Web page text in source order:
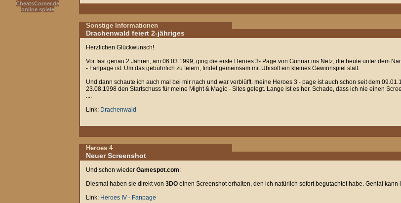
CheatsCorner.de
online spiele
Sonstige Informationen
Drachenwald feiert 2-jähriges
Herzlichen Glückwunsch!
Vor fast genau 2 Jahren, am 06.03.1999, ging die erste Heroes 3- Page von Gunnar ins Netz, die heute unter dem
- Fanpage ist. Um das gebührlich zu feiern, findet gemeinsam mit Ubisoft ein kleines Gewinnspiel statt.
Und dann schaute ich auch mal bei mir nach und war verblüfft. meine Heroes 3 - page ist auch schon seit dem
23.08.1998 den Startschuss für meine Might & Magic - Sites gelegt. Lange ist es her. Schade, dass ich nie einen
....
Link: Drachenwald
Heroes 4
Neuer Screenshot
Und schon wieder Gamespot.com:
Diesmal haben sie direkt von 3DO einen Screenshot erhalten, den ich natürlich sofort begutachtet habe. Genial
Link: Heroes IV - Fanpage